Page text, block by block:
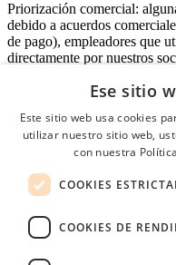
Priorización comercial:
debido a acuerdos
de pago), empleadores que
directamente por nuestros
Acceso empresas
Contraseña
Recordarme
Ese sitio
Este sitio web usa cookies
utilizar nuestro sitio web,
con nuestra
COOKIES
COOKIES DE